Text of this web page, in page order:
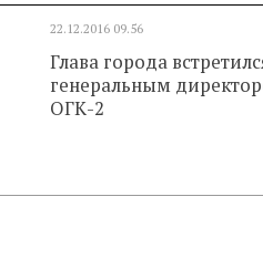
22.12.2016 09.56
Глава города
генеральным
ОГК-2